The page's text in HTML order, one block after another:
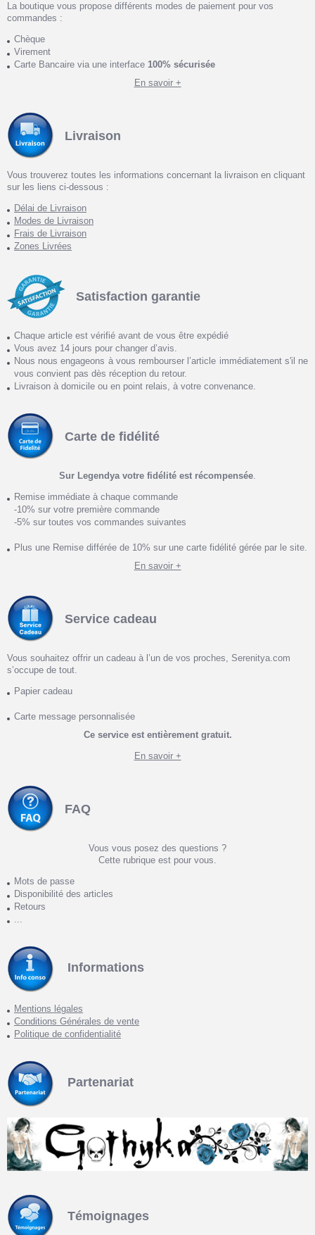
La boutique vous propose différents modes de paiement pour vos
commandes :
Chèque
Virement
Carte Bancaire via une interface 100% sécurisée
En savoir +
Livraison
Vous trouverez toutes les informations concernant la livraison en cliquant
sur les liens ci-dessous :
Délai de Livraison
Modes de Livraison
Frais de Livraison
Zones Livrées
Satisfaction garantie
Chaque article est vérifié avant de vous être expédié
Vous avez 14 jours pour changer d’avis.
Nous nous engageons à vous rembourser l’article immédiatement s'il ne
vous convient pas dès réception du retour.
Livraison à domicile ou en point relais, à votre convenance.
Carte de fidélité
Sur Legendya votre fidélité est récompensée.
Remise immédiate à chaque commande
-10% sur votre première commande
-5% sur toutes vos commandes suivantes
Plus une Remise différée de 10% sur une carte fidélité gérée par le site.
En savoir +
Service cadeau
Vous souhaitez offrir un cadeau à l’un de vos proches, Serenitya.com
s’occupe de tout.
Papier cadeau
Carte message personnalisée
Ce service est entièrement gratuit.
En savoir +
FAQ
Vous vous posez des questions ?
Cette rubrique est pour vous.
Mots de passe
Disponibilité des articles
Retours
...
Informations
Mentions légales
Conditions Générales de vente
Politique de confidentialité
Partenariat
Témoignages